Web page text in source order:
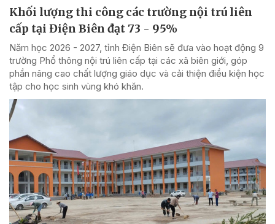
Khối lượng thi công các trường nội trú liên
cấp tại Điện Biên đạt 73 - 95%
Năm học 2026 - 2027, tỉnh Điện Biên sẽ đưa vào hoạt động 9
trường Phổ thông nội trú liên cấp tại các xã biên giới, góp
phần nâng cao chất lượng giáo dục và cải thiện điều kiện học
tập cho học sinh vùng khó khăn.